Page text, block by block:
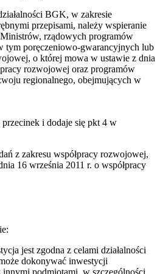
BGK, w zakresie
przepisami, należy wspieranie
rządowych programów
tym poręczeniowo-gwarancyjnych lub
o której mowa w ustawie z dnia
rozwojowej oraz programów
regionalnego, obejmujących w
i dodaje się pkt 4 w
z zakresu współpracy rozwojowej,
16 września 2011 r. o współpracy
jest zgodna z celami działalności
dokonywać inwestycji